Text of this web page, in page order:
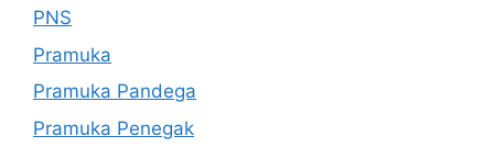
PNS
Pramuka
Pramuka Pandega
Pramuka Penegak